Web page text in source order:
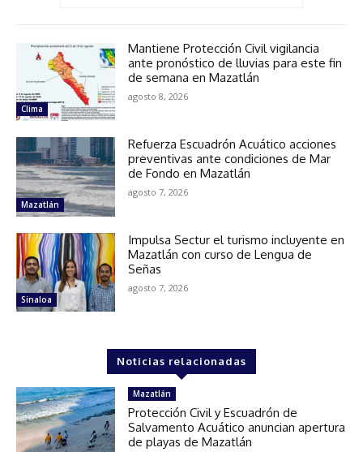
Clima
Mantiene Protección Civil vigilancia
ante pronóstico de lluvias para este fin
de semana en Mazatlán
agosto 8, 2026
Mazatlán
Refuerza Escuadrón Acuático acciones
preventivas ante condiciones de Mar
de Fondo en Mazatlán
agosto 7, 2026
Sinaloa
Impulsa Sectur el turismo incluyente en
Mazatlán con curso de Lengua de
Señas
agosto 7, 2026
Noticias relacionadas
Mazatlán
Protección Civil y Escuadrón de
Salvamento Acuático anuncian apertura
de playas de Mazatlán